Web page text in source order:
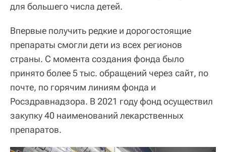
для большего числа детей.
Впервые получить редкие и дорогостоящие
препараты смогли дети из всех регионов
страны. С момента создания фонда было
принято более 5 тыс. обращений через сайт, по
почте, по горячим линиям фонда и
Росздравнадзора. В 2021 году фонд осуществил
закупку 40 наименований лекарственных
препаратов.